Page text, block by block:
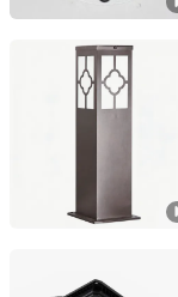
Xi'an Lintong
Technology Co., Ltd.
Zhongshan